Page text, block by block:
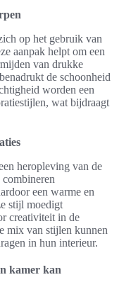
op het gebruik van
aanpak helpt om een
van drukke
de schoonheid
worden een
wat bijdraagt
heropleving van de
een warme en
stijl moedigt
creativiteit in de
mix van stijlen kunnen
in hun interieur.
kamer kan